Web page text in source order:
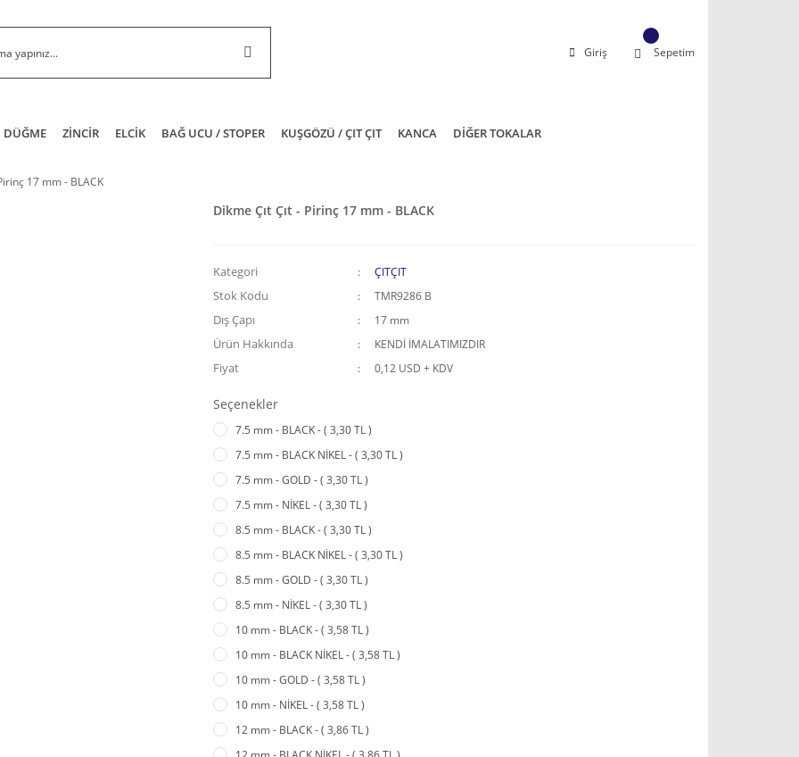
Giriş Sepetim
DÜĞME ZİNCİR ELCİK BAĞ UCU / STOPER KUŞGÖZÜ / ÇIT ÇIT KANCA DİĞER TOKALAR
17 mm - BLACK
Dikme Çıt Çıt - Pirinç 17 mm - BLACK
Kategori ÇITÇIT
Stok Kodu TMR9286 B
Dış Çapı 17 mm
Ürün Hakkında KENDİ İMALATIMIZDIR
Fiyat 0,12 USD + KDV
Seçenekler
7.5 mm - BLACK - ( 3,30 TL )
7.5 mm - BLACK NİKEL - ( 3,30 TL )
7.5 mm - GOLD - ( 3,30 TL )
7.5 mm - NİKEL - ( 3,30 TL )
8.5 mm - BLACK - ( 3,30 TL )
8.5 mm - BLACK NİKEL - ( 3,30 TL )
8.5 mm - GOLD - ( 3,30 TL )
8.5 mm - NİKEL - ( 3,30 TL )
10 mm - BLACK - ( 3,58 TL )
10 mm - BLACK NİKEL - ( 3,58 TL )
10 mm - GOLD - ( 3,58 TL )
10 mm - NİKEL - ( 3,58 TL )
12 mm - BLACK - ( 3,86 TL )